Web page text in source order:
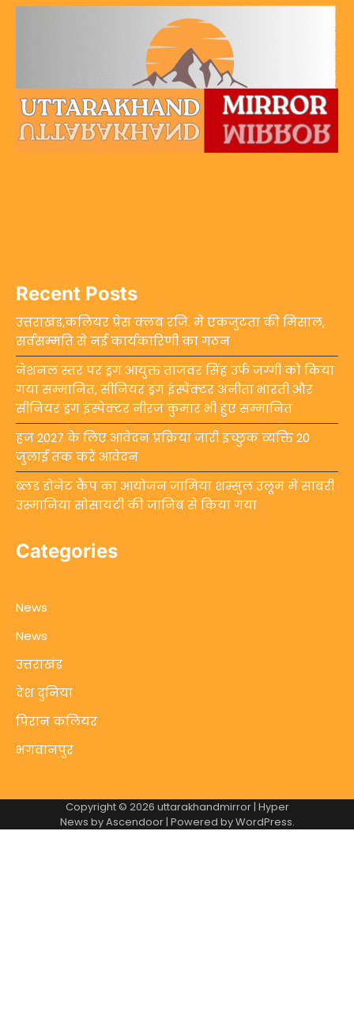
Recent Posts
उत्तराखंड,कलियर प्रेस क्लब रजि. में एकजुटता की मिसाल,
सर्वसम्मति से नई कार्यकारिणी का गठन
नेशनल स्तर पर ड्रग आयुक्त ताजवर सिंह उर्फ जग्गी को किया
गया सम्मानित, सीनियर ड्रग इंस्पेक्टर अनीता भारती और
सीनियर ड्रग इंस्पेक्टर नीरज कुमार भी हुए सम्मानित
हज 2027 के लिए आवेदन प्रक्रिया जारी इच्छुक व्यक्ति 20
जुलाई तक करें आवेदन
ब्लड डोनेट कैंप का आयोजन जामिया शम्सुल उलूम में साबरी
उस्मानिया सोसायटी की जानिब से किया गया
Categories
News
News
उत्तराखंड
देश दुनिया
पिरान कलियर
भगवानपुर
Copyright © 2026 uttarakhandmirror| Hyper
News byAscendoor| Powered byWordPress.